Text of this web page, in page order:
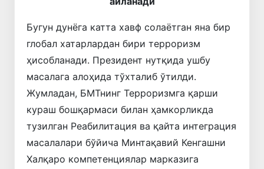
Бугун дунёга катта хавф солаётган яна бир
глобал хатарлардан бири терроризм
ҳисобланади. Президент нутқида ушбу
масалага алоҳида тўхталиб ўтилди.
Жумладан, БМТнинг Терроризмга қарши
кураш бошқармаси билан ҳамкорликда
тузилган Реабилитация ва қайта интеграция
масалалари бўйича Минтақавий Кенгашни
Халқаро компетенциялар марказига